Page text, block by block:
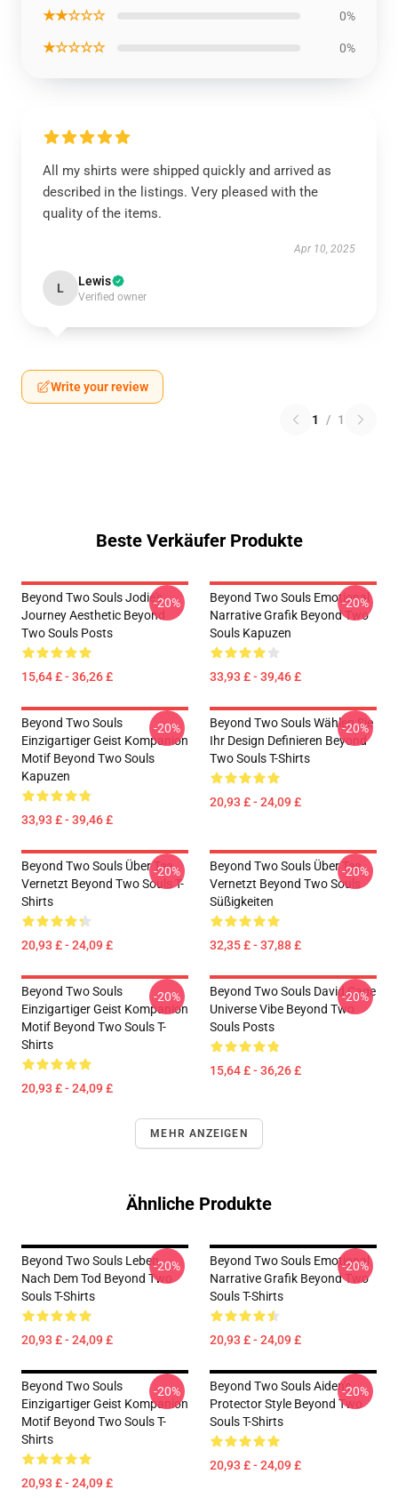
★★☆☆☆ 0%
★☆☆☆☆ 0%
All my shirts were shipped quickly and arrived as
described in the listings. Very pleased with the
quality of the items.
Apr 10, 2025
L Lewis
Verified owner
Write your review
1 / 1
Beste Verkäufer Produkte
Beyond Two Souls Jodie's
Journey Aesthetic Beyond
Two Souls Posts
15,64 £ - 36,26 £
-20%
Beyond Two Souls Emotional
Narrative Grafik Beyond Two
Souls Kapuzen
33,93 £ - 39,46 £
-20%
Beyond Two Souls
Einzigartiger Geist Kompanion
Motif Beyond Two Souls
Kapuzen
33,93 £ - 39,46 £
-20%
Beyond Two Souls Wählen Sie
Ihr Design Definieren Beyond
Two Souls T-Shirts
20,93 £ - 24,09 £
-20%
Beyond Two Souls Über Tee
Vernetzt Beyond Two Souls T-
Shirts
20,93 £ - 24,09 £
-20%
Beyond Two Souls Über Tee
Vernetzt Beyond Two Souls
Süßigkeiten
32,35 £ - 37,88 £
-20%
Beyond Two Souls
Einzigartiger Geist Kompanion
Motif Beyond Two Souls T-
Shirts
20,93 £ - 24,09 £
-20%
Beyond Two Souls David Cage
Universe Vibe Beyond Two
Souls Posts
15,64 £ - 36,26 £
-20%
MEHR ANZEIGEN
Ähnliche Produkte
Beyond Two Souls Leben
Nach Dem Tod Beyond Two
Souls T-Shirts
20,93 £ - 24,09 £
-20%
Beyond Two Souls Emotional
Narrative Grafik Beyond Two
Souls T-Shirts
20,93 £ - 24,09 £
-20%
Beyond Two Souls
Einzigartiger Geist Kompanion
Motif Beyond Two Souls T-
Shirts
20,93 £ - 24,09 £
-20%
Beyond Two Souls Aiden's
Protector Style Beyond Two
Souls T-Shirts
20,93 £ - 24,09 £
-20%